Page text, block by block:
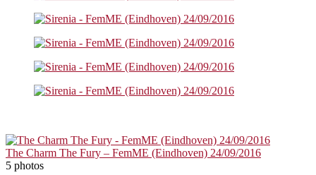
The Charm The Fury – FemME (Eindhoven) 24/09/2016
5 photos